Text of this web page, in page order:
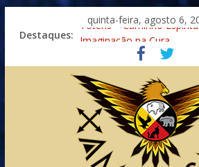
quinta-feira, agosto 6,
Destaques: Totens – Caminho
Imaginação na Cura
Meditando nas Sombras
Autosuficiência: A Jornada
Xamanismo Universal